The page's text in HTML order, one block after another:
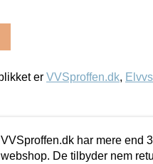
er VVSproffen.dk,
VVSproffen.dk har mere end
webshop. De tilbyder nem